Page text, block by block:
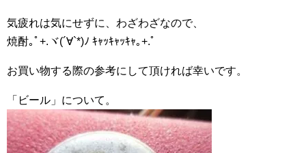
気疲れは気にせずに、わざわざなので、
焼酎｡ﾟ+.ヾ(´∀`*)ﾉ ｷｬｯｷｬｯｷｬ｡+.ﾟ
お買い物する際の参考にして頂ければ幸いです。
「ビール」について。